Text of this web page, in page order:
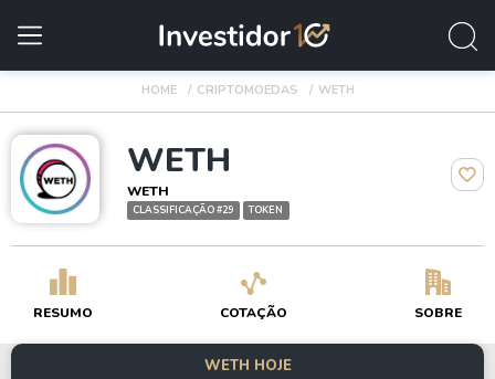
HOME CRIPTOMOEDAS WETH
WETH
WETH
CLASSIFICAÇÃO #29 TOKEN
RESUMO COTAÇÃO SOBRE
WETH HOJE